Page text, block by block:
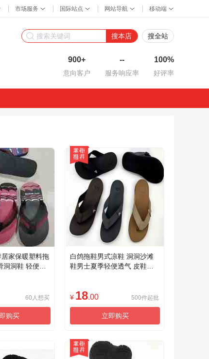
搜本店 搜全站
900+
意向客户
--
服务响应率
100%
好评率
家保暖塑料拖
洞鞋 轻便舒
60人想买
购买
白鸽拖鞋男式凉鞋 洞洞沙滩
鞋男士夏季轻便透气 皮鞋质
¥ 18.00 500件起批
立即购买